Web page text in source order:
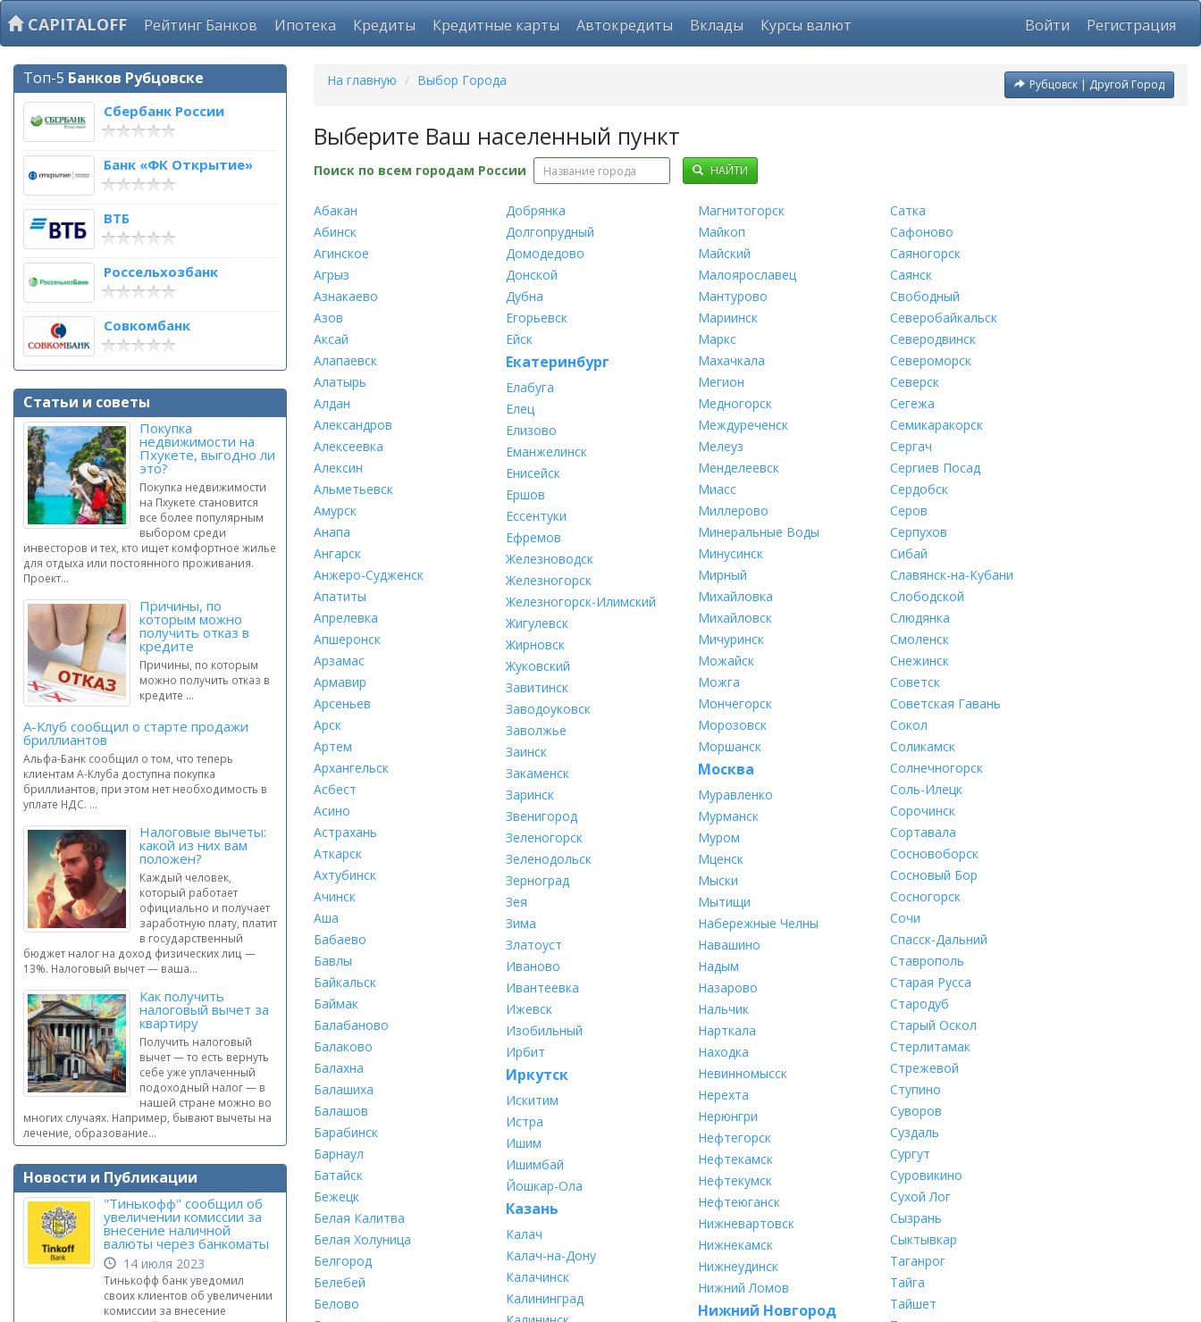
CAPITALOFF Рейтинг Банков Ипотека Кредиты Кредитные карты Автокредиты Вклады Курсы валют Войти Регистрация
Топ-5 Банков Рубцовске
Сбербанк России
Банк «ФК Открытие»
ВТБ
Россельхозбанк
Совкомбанк
Статьи и советы
Покупка
недвижимости на
Пхукете, выгодно ли
это?
Покупка недвижимости
на Пхукете становится
все более популярным
выбором среди
инвесторов и тех, кто ищет комфортное жилье
для отдыха или постоянного проживания.
Проект...
Причины, по
которым можно
получить отказ в
кредите
Причины, по которым
можно получить отказ в
кредите ...
А-Клуб сообщил о старте продажи
бриллиантов
Альфа-Банк сообщил о том, что теперь
клиентам А-Клуба доступна покупка
бриллиантов, при этом нет необходимость в
уплате НДС. ...
Налоговые вычеты:
какой из них вам
положен?
Каждый человек,
который работает
официально и получает
заработную плату, платит
в государственный
бюджет налог на доход физических лиц —
13%. Налоговый вычет — ваша...
Как получить
налоговый вычет за
квартиру
Получить налоговый
вычет — то есть вернуть
себе уже уплаченный
подоходный налог — в
нашей стране можно во
многих случаях. Например, бывают вычеты на
лечение, образование...
Новости и Публикации
"Тинькофф" сообщил об
увеличении комиссии за
внесение наличной
валюты через банкоматы
14 июля 2023
Тинькофф банк уведомил
своих клиентов об увеличении
комиссии за внесение
Рубцовск | Другой Город
На главную / Выбор Города
Выберите Ваш населенный пункт
Поиск по всем городам России НАЙТИ
Абакан
Абинск
Агинское
Агрыз
Азнакаево
Азов
Аксай
Алапаевск
Алатырь
Алдан
Александров
Алексеевка
Алексин
Альметьевск
Амурск
Анапа
Ангарск
Анжеро-Судженск
Апатиты
Апрелевка
Апшеронск
Арзамас
Армавир
Арсеньев
Арск
Артем
Архангельск
Асбест
Асино
Астрахань
Аткарск
Ахтубинск
Ачинск
Аша
Бабаево
Бавлы
Байкальск
Баймак
Балабаново
Балаково
Балахна
Балашиха
Балашов
Барабинск
Барнаул
Батайск
Бежецк
Белая Калитва
Белая Холуница
Белгород
Белебей
Белово
Добрянка
Долгопрудный
Домодедово
Донской
Дубна
Егорьевск
Ейск
Екатеринбург
Елабуга
Елец
Елизово
Еманжелинск
Енисейск
Ершов
Ессентуки
Ефремов
Железноводск
Железногорск
Железногорск-Илимский
Жигулевск
Жирновск
Жуковский
Завитинск
Заводоуковск
Заволжье
Заинск
Закаменск
Заринск
Звенигород
Зеленогорск
Зеленодольск
Зерноград
Зея
Зима
Златоуст
Иваново
Ивантеевка
Ижевск
Изобильный
Ирбит
Иркутск
Искитим
Истра
Ишим
Ишимбай
Йошкар-Ола
Казань
Калач
Калач-на-Дону
Калачинск
Калининград
Магнитогорск
Майкоп
Майский
Малоярославец
Мантурово
Мариинск
Маркс
Махачкала
Мегион
Медногорск
Междуреченск
Мелеуз
Менделеевск
Миасс
Миллерово
Минеральные Воды
Минусинск
Мирный
Михайловка
Михайловск
Мичуринск
Можайск
Можга
Мончегорск
Морозовск
Моршанск
Москва
Муравленко
Мурманск
Муром
Мценск
Мыски
Мытищи
Набережные Челны
Навашино
Надым
Назарово
Нальчик
Нарткала
Находка
Невинномысск
Нерехта
Нерюнгри
Нефтегорск
Нефтекамск
Нефтекумск
Нефтеюганск
Нижневартовск
Нижнекамск
Нижнеудинск
Нижний Ломов
Нижний Новгород
Сатка
Сафоново
Саяногорск
Саянск
Свободный
Северобайкальск
Северодвинск
Североморск
Северск
Сегежа
Семикаракорск
Сергач
Сергиев Посад
Сердобск
Серов
Серпухов
Сибай
Славянск-на-Кубани
Слободской
Слюдянка
Смоленск
Снежинск
Советск
Советская Гавань
Сокол
Соликамск
Солнечногорск
Соль-Илецк
Сорочинск
Сортавала
Сосновоборск
Сосновый Бор
Сосногорск
Сочи
Спасск-Дальний
Ставрополь
Старая Русса
Стародуб
Старый Оскол
Стерлитамак
Стрежевой
Ступино
Суворов
Суздаль
Сургут
Суровикино
Сухой Лог
Сызрань
Сыктывкар
Таганрог
Тайга
Тайшет